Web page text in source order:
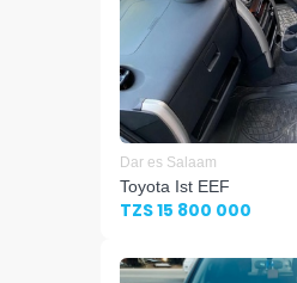
Dar es Salaam
Toyota Ist EEF
TZS 15 800 000